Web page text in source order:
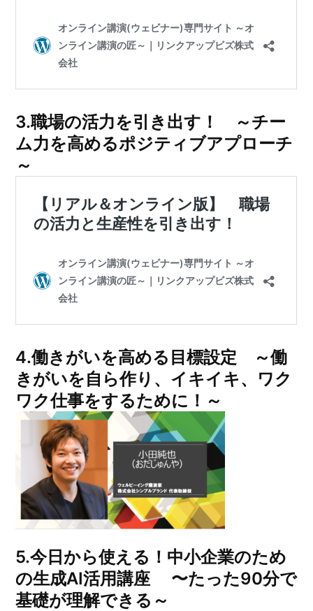
3.職場の活力を引き出す！ ～チー
ム力を高めるポジティブアプローチ
～
4.働きがいを高める目標設定 ～働
きがいを⾃ら作り、イキイキ、ワク
ワク仕事をするために！～
5.今日から使える！中小企業のため
の生成AI活用講座 〜たった90分で
基礎が理解できる～